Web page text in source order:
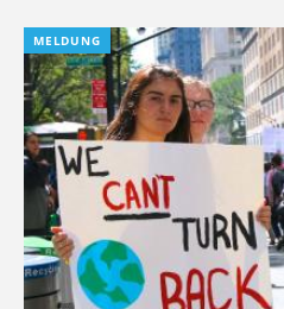
MELDUNG